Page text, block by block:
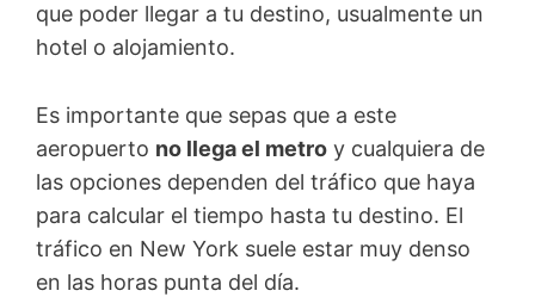
que poder llegar a tu destino, usualmente un
hotel o alojamiento.
Es importante que sepas que a este
aeropuerto no llega el metro y cualquiera de
las opciones dependen del tráfico que haya
para calcular el tiempo hasta tu destino. El
tráfico en New York suele estar muy denso
en las horas punta del día.